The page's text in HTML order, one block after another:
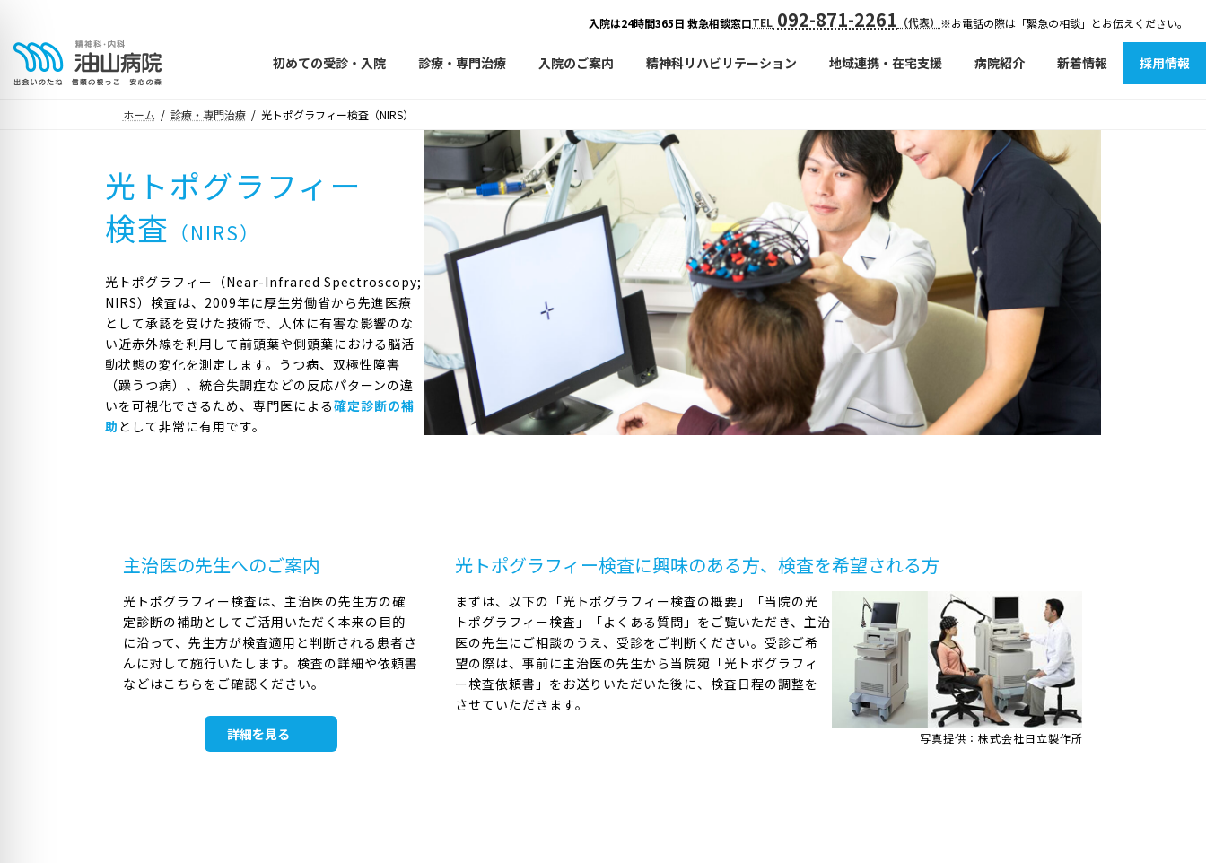
入院は24時間365日 救急相談窓口TEL 092-871-2261 （代表） ※お電話の際は「緊急の相談」とお伝えください。
初めての受診・入院 診療・専門治療 入院のご案内 精神科リハビリテーション 地域連携・在宅支援 病院紹介 新着情報 採用情報
ホーム 診療・専門治療 光トポグラフィー検査（NIRS）
光トポグラフィー
検査 （NIRS）
光トポグラフィー（Near-Infrared Spectroscopy;
NIRS）検査は、2009年に厚生労働省から先進医療
として承認を受けた技術で、人体に有害な影響のな
い近赤外線を利用して前頭葉や側頭葉における脳活
動状態の変化を測定します。うつ病、双極性障害
（躁うつ病）、統合失調症などの反応パターンの違
いを可視化できるため、専門医による確定診断の補
助 として非常に有用です。
主治医の先生へのご案内
光トポグラフィー検査は、主治医の先生方の確
定診断の補助としてご活用いただく本来の目的
に沿って、先生方が検査適用と判断される患者さ
んに対して施行いたします。検査の詳細や依頼書
などはこちらをご確認ください。
詳細を見る
光トポグラフィー検査に興味のある方、検査を希望される方
まずは、以下の「光トポグラフィー検査の概要」「当院の光
トポグラフィー検査」「よくある質問」をご覧いただき、主治
医の先生にご相談のうえ、受診をご判断ください。受診ご希
望の際は、事前に主治医の先生から当院宛「光トポグラフィ
ー検査依頼書」をお送りいただいた後に、検査日程の調整を
させていただきます。
写真提供：株式会社日立製作所